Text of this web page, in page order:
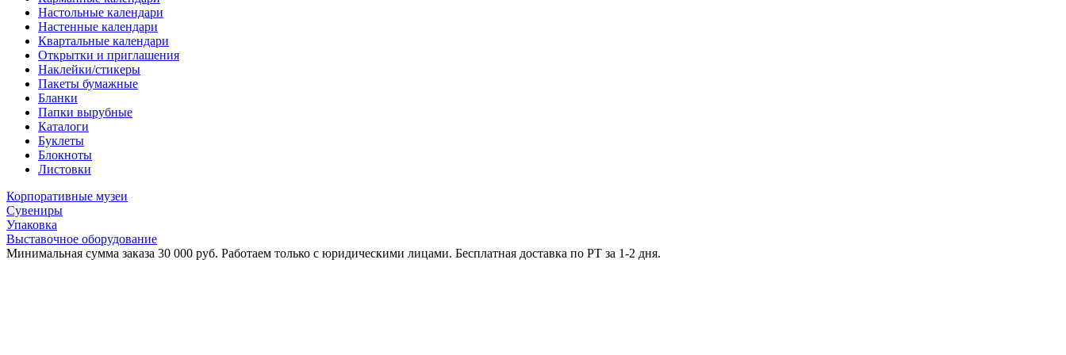
Настольные календари
Настенные календари
Квартальные календари
Открытки и приглашения
Наклейки/стикеры
Пакеты бумажные
Бланки
Папки вырубные
Каталоги
Буклеты
Блокноты
Листовки
Корпоративные музеи
Сувениры
Упаковка
Выставочное оборудование
Минимальная сумма заказа 30 000 руб. Работаем только с юридическими лицами. Бесплатная доставка по РТ за 1-2 дня.